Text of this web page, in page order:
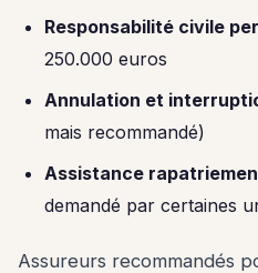
Responsabilité civile
250.000 euros
Annulation et
mais recommandé)
Assistance
demandé par certaines
Assureurs recommandés